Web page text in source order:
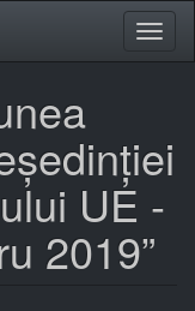
UE -
2019”